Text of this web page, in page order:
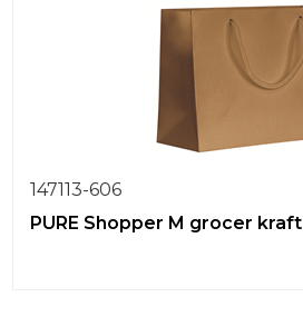
147113-606
PURE Shopper M grocer kraft